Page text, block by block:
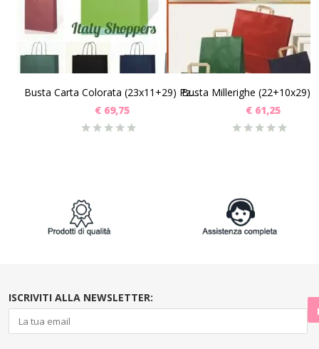
SCEGLI
Busta Carta Colorata (23x11+29) Pz 250
€69,75
SCEGLI
Busta Millerighe (22+10x29)
€61,25
ISCRIVITI ALLA NEWSLETTER: